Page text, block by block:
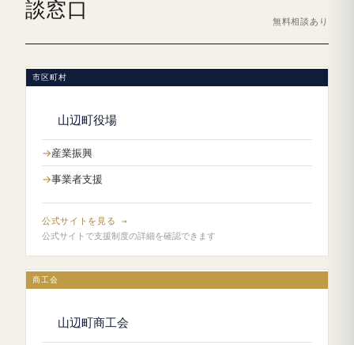
談窓口
無料相談あり
市区町村
山辺町役場
産業振興
事業者支援
公式サイトを見る →
公式サイトで支援制度の詳細を確認できます
商工会
山辺町商工会